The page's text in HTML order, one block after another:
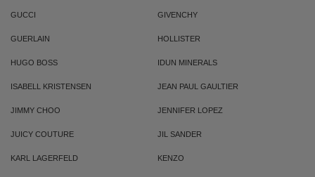
GUCCI GIVENCHY
GUERLAIN HOLLISTER
HUGO BOSS IDUN MINERALS
ISABELL KRISTENSEN JEAN PAUL GAULTIER
JIMMY CHOO JENNIFER LOPEZ
JUICY COUTURE JIL SANDER
KARL LAGERFELD KENZO